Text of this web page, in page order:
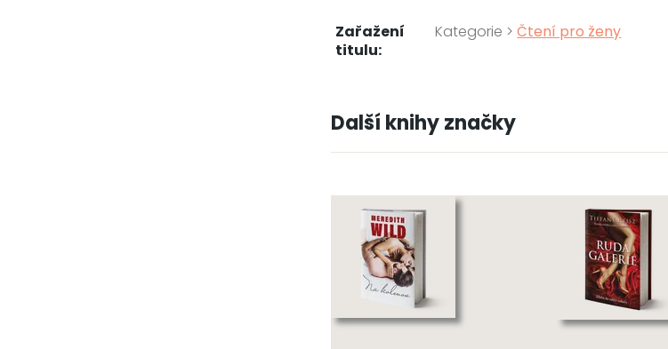
Zařažení
titulu:
Kategorie >Čtení pro ženy
Další knihy značky